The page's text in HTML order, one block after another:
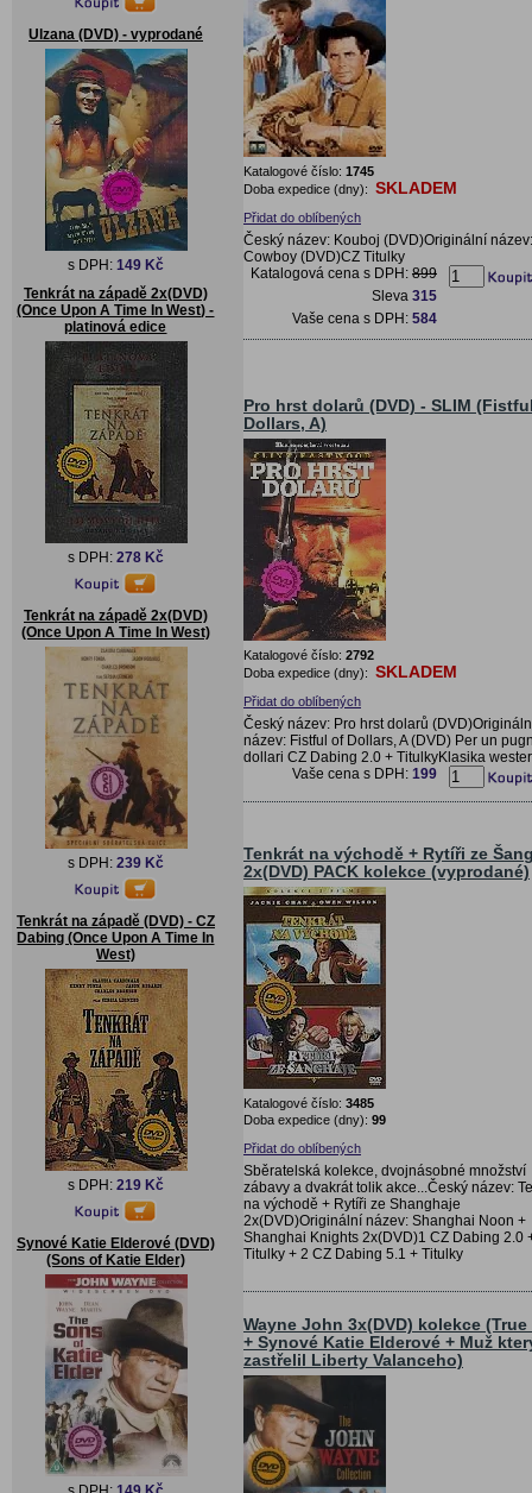
Ulzana (DVD) - vyprodané
s DPH: 149 Kč
Tenkrát na západě 2x(DVD)
(Once Upon A Time In West) -
platinová edice
s DPH: 278 Kč
Tenkrát na západě 2x(DVD)
(Once Upon A Time In West)
s DPH: 239 Kč
Tenkrát na západě (DVD) - CZ
Dabing (Once Upon A Time In
West)
s DPH: 219 Kč
Synové Katie Elderové (DVD)
(Sons of Katie Elder)
Katalogové číslo: 1745
Doba expedice (dny): SKLADEM
Přidat do oblíbených
Český název: Kouboj (DVD)Originální název:
Cowboy (DVD)CZ Titulky
Katalogová cena s DPH: 899
Sleva 315
Vaše cena s DPH: 584
Pro hrst dolarů (DVD) - SLIM
Dollars, A)
Katalogové číslo: 2792
Doba expedice (dny): SKLADEM
Přidat do oblíbených
Český název: Pro hrst dolarů
název: Fistful of Dollars, A (DVD) Per un
dollari CZ Dabing 2.0 + TitulkyKlasika
Vaše cena s DPH: 199
Tenkrát na východě + Rytíři ze
2x(DVD) PACK kolekce (vyprodané)
Katalogové číslo: 3485
Doba expedice (dny): 99
Přidat do oblíbených
Sběratelská kolekce, dvojnásobné množství
zábavy a dvakrát tolik akce...Český název:
na východě + Rytíři ze Shanghaje
2x(DVD)Originální název: Shanghai Noon +
Shanghai Knights 2x(DVD)1 CZ Dabing 2.0
Titulky + 2 CZ Dabing 5.1 + Titulky
Wayne John 3x(DVD) kolekce (True
+ Synové Katie Elderové + Muž
zastřelil Liberty Valanceho)